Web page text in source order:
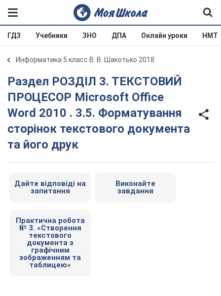
ГДЗ Учебники ЗНО ДПА Онлайн уроки НМТ
Информатика 5 класс В. В. Шакотько 2018
Раздел РОЗДІЛ 3. ТЕКСТОВИЙ
ПРОЦЕСОР Microsoft Office
Word 2010 . 3.5. Форматування
сторінок текстового документа
та його друк
Дайте відповіді на
запитання
Виконайте
завдання
Практична робота
№ 3. «Створення
текстового
документа з
графічним
зображенням та
таблицею»